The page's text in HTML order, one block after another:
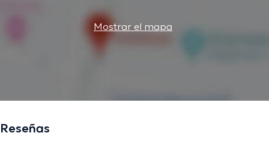
Mostrar el mapa
Reseñas